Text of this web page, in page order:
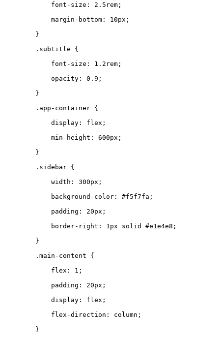
font-size : 2.5 rem ;
margin-bottom : 10px ;
}
. subtitle
{
font-size : 1.2 rem ;
opacity : 0.9 ;
}
. app-container {
display : flex ;
min-height : 600px ;
}
. sidebar {
width : 300px ;
background-color : #f5f7fa ;
padding : 20px ;
border-right : 1 px solid #e1e4e8 ;
}
. main-content
{
flex : 1 ;
padding : 20px ;
display : flex ;
flex-direction : column ;
}